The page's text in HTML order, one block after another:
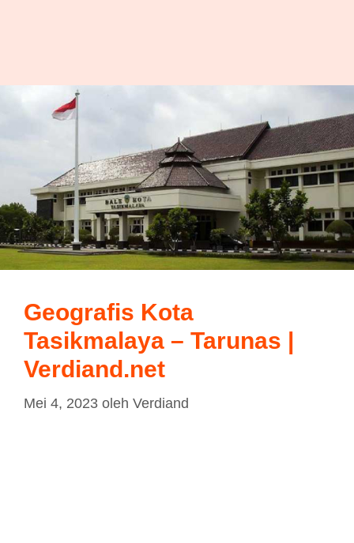
Geografis Kota
Tasikmalaya – Tarunas |
Verdiand.net
Mei 4, 2023 oleh Verdiand